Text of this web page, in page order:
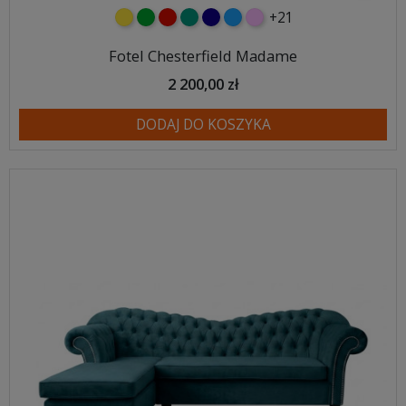
żółtyzielonyczerwony
turkusowy
granatowy
niebieski
różowy
+21
Fotel Chesterfield Madame
2 200,00 zł
DODAJ DO KOSZYKA